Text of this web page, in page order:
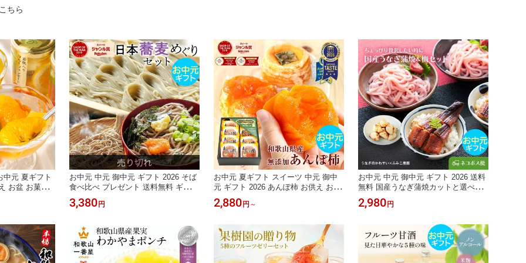
ちら
中元 夏ギフト
お盆 お菓子
スコンポート
ロップ不使用
お中元 中元 御中元 ギフト 2026 そば
食べ比べ プレゼント 送料無料 ギフト
蕎麦 お取り寄せ お返し 内祝 日本蕎
麦めぐりセット （めんつゆ6食付）
ば 出雲そば 50代 60代 70代 80代 90
3,380円
お中元 夏ギフト スイーツ 中元 御中
元 ギフト 2026 あんぽ柿 お供え お菓
子 お盆 送料無料 3個入(約210g) 6個入
(約420g) 8個入(約560g) プレゼント 食
和菓子 健康 お菓子 高級 ドライフル
ーツ 干柿 干し柿 80代 90代 女性 男性
2,880円 ～
お中元 中元 御中元 ギフト 2026 送料
無料 国産うなぎ蒲焼カットと選べる
梅セット（梅にんにくor梅うどん）
【常温・ネコポス便】香ばしい鰻に、
るスタミナ丼セット 梅を練り込んだ
さっぱりうどん
2,980円